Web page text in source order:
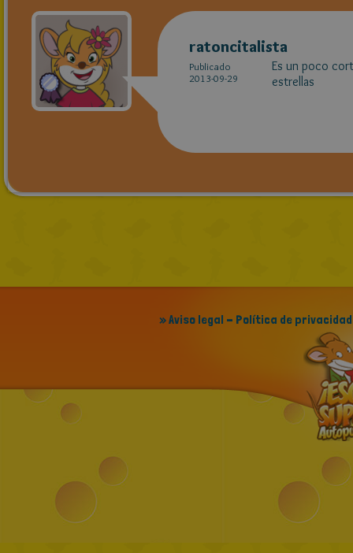
ratoncitalista
Publicado
2013-09-29
Es un poco
estrellas
» Aviso legal - Política de privacidad